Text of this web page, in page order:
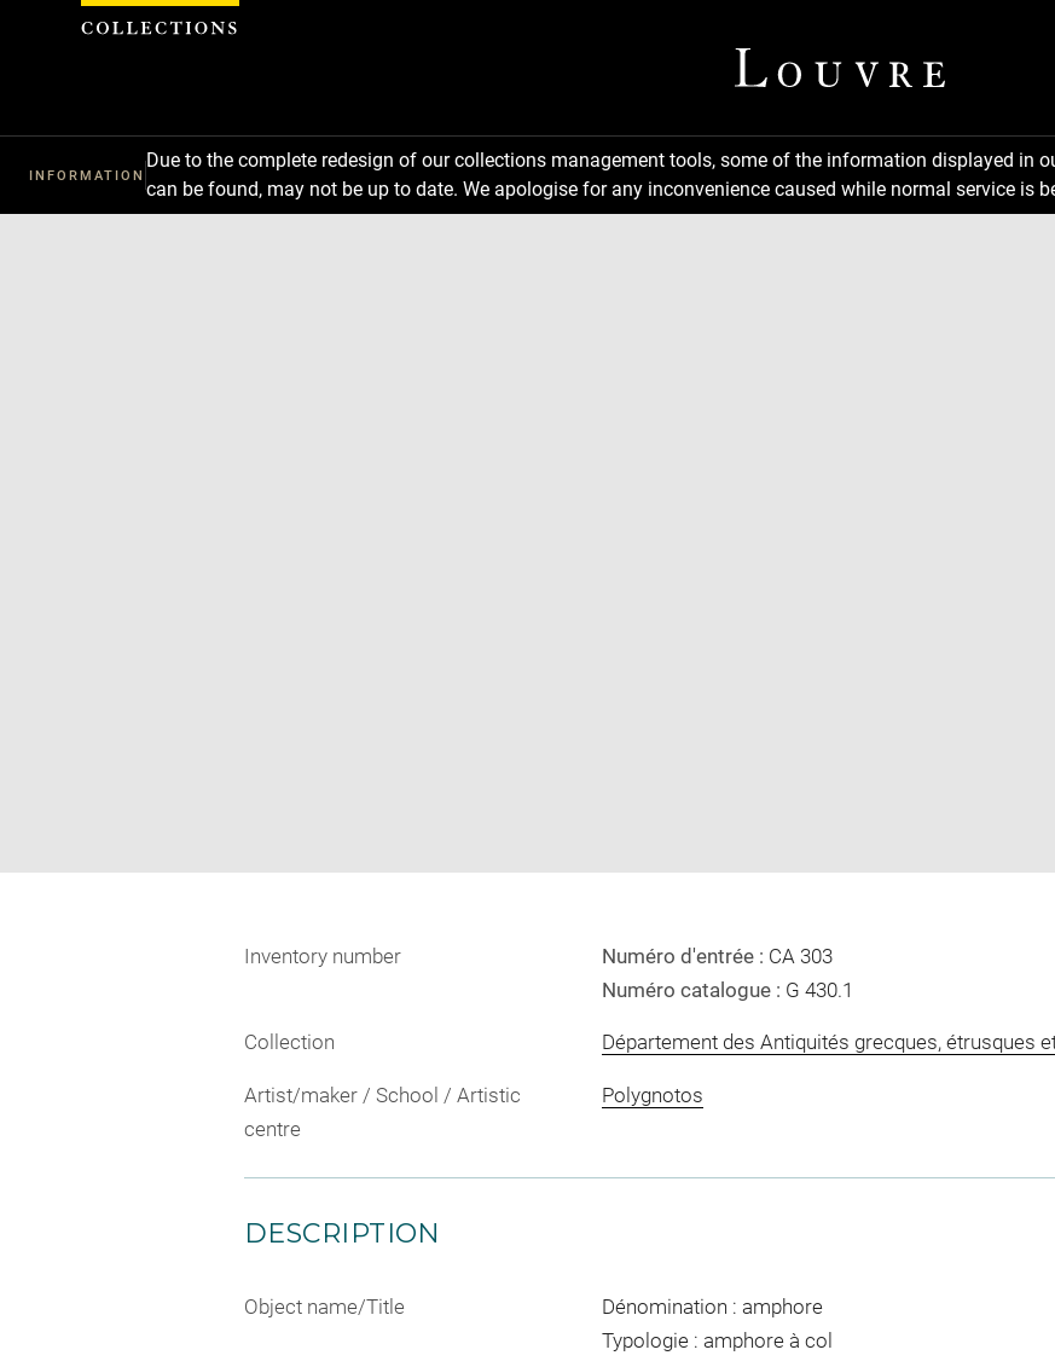
INFORMATION
Due to the complete redesign of our collections management tools, some of the information displayed in
can be found, may not be up to date. We apologise for any inconvenience caused while normal service is
in
Inventory number Numéro d'entrée : CA 303
Numéro catalogue : G 430.1
Collection Département des Antiquités grecques, étrusques
Artist/maker / School / Artistic
centre
Polygnotos
DESCRIPTION
Object name/Title
Dénomination : amphore
Typologie : amphore à col
Cookies management panel